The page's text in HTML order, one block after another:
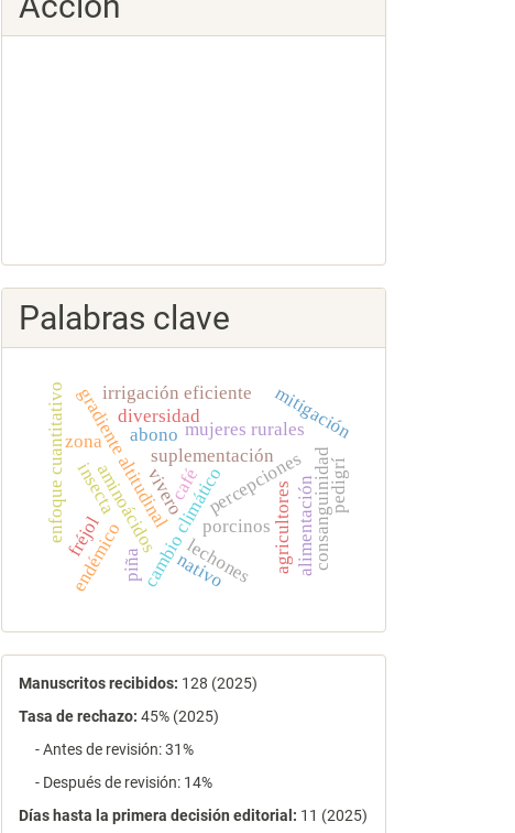
Palabras clave
mujeres rurales
percepciones
cambio climático
gradiente altitudinal
enfoque cuantitativo agricultoresalimentación
suplementación
porcinos
lechones
aminoácidos
diversidad
insecta
endémico nativo
piña consanguinidadpedigrí
irrigación eficiente mitigación
café
abono
vivero
fréjol
zona
estadísticas
Manuscritos recibidos: 128 (2025)
Tasa de rechazo: 45% (2025)
- Antes de revisión: 31%
- Después de revisión: 14%
Días hasta la primera decisión editorial: 11 (2025)